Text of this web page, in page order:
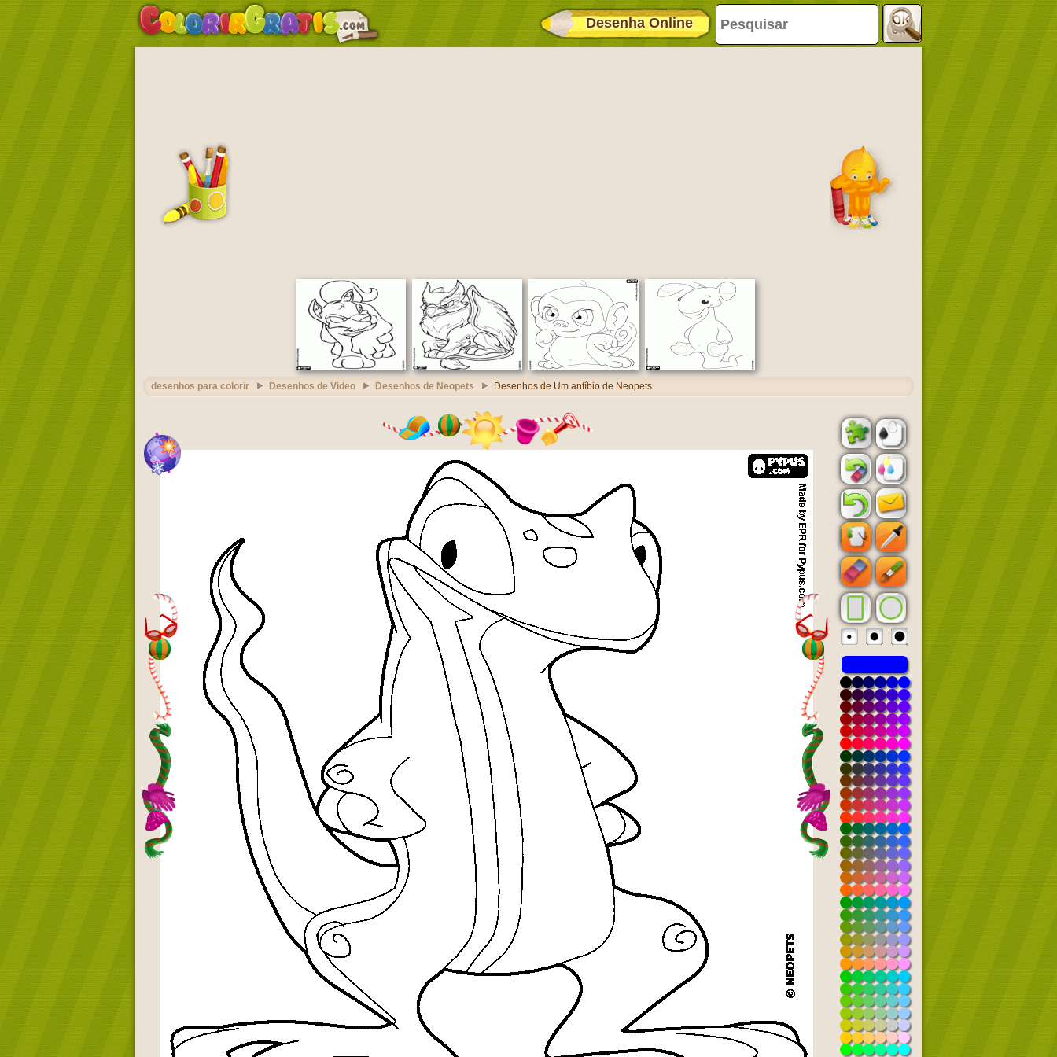
Desenha Online
desenhos para colorir Desenhos de Video Desenhos de Neopets Desenhos de Um anfíbio de Neopets